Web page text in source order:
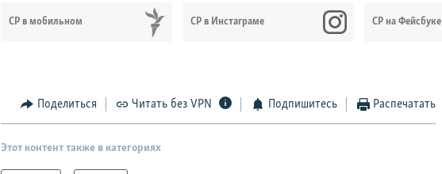
СР в мобильном СР в Инстаграме СР на Фейсбуке
Поделиться Читать без VPN Подпишитесь Распечатать
Этот контент также в категориях